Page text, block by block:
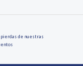
pierdas de nuestras